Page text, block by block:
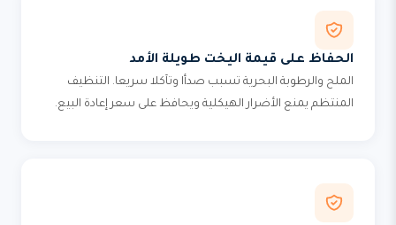
الحفاظ على قيمة اليخت طويلة الأمد
الملح والرطوبة البحرية تسبب صدأا وتآكلا سريعا. التنظيف
المنتظم يمنع الأضرار الهيكلية ويحافظ على سعر إعادة البيع.